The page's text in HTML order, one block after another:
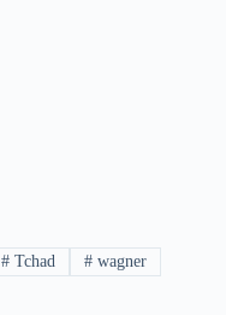
# Tchad #wagner